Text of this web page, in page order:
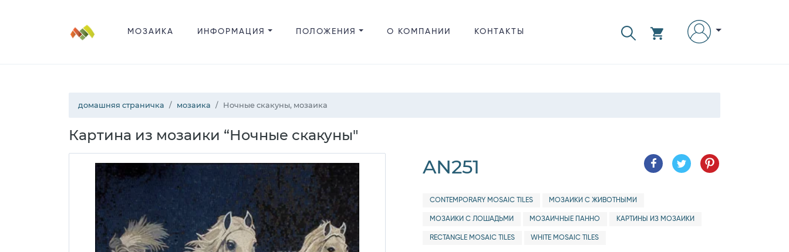
МОЗАИКА ИНФОРМАЦИЯ ПОЛОЖЕНИЯ О КОМПАНИИ КОНТАКТЫ
домашняя страничка мозаика Ночные скакуны, мозаика
Картина из мозаики “Ночные скакуны"
AN251
CONTEMPORARY MOSAIC TILES МОЗАИКИ С ЖИВОТНЫМИ
МОЗАИКИ С ЛОШАДЬМИ МОЗАИЧНЫЕ ПАННО КАРТИНЫ ИЗ МОЗАИКИ
RECTANGLE MOSAIC TILES WHITE MOSAIC TILES